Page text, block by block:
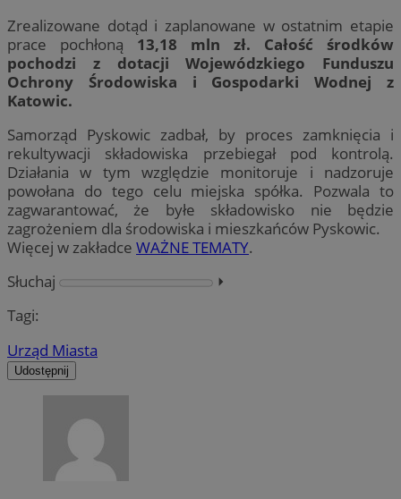
Zrealizowane dotąd i zaplanowane w ostatnim etapie
prace pochłoną 13,18 mln zł. Całość środków
pochodzi z dotacji Wojewódzkiego Funduszu
Ochrony Środowiska i Gospodarki Wodnej z
Katowic.
Samorząd Pyskowic zadbał, by proces zamknięcia i
rekultywacji składowiska przebiegał pod kontrolą.
Działania w tym względzie monitoruje i nadzoruje
powołana do tego celu miejska spółka. Pozwala to
zagwarantować, że byłe składowisko nie będzie
zagrożeniem dla środowiska i mieszkańców Pyskowic.
Więcej w zakładce WAŻNE TEMATY.
Słuchaj
⏵︎
Tagi:
Urząd Miasta
Udostępnij